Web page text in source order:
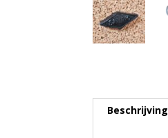
Beschrijving